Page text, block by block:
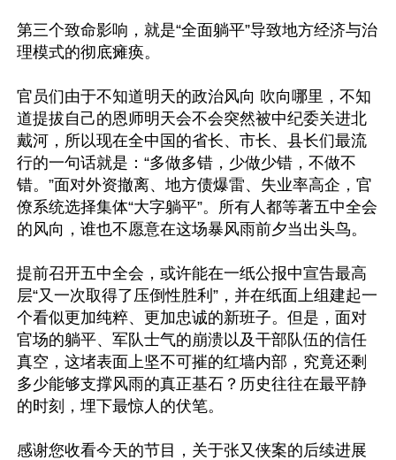
第三个致命影响，就是“全面躺平”导致地方经济与治
理模式的彻底瘫痪。
官员们由于不知道明天的政治风向 吹向哪里，不知
道提拔自己的恩师明天会不会突然被中纪委关进北
戴河，所以现在全中国的省长、市长、县长们最流
行的一句话就是：“多做多错，少做少错，不做不
错。”面对外资撤离、地方债爆雷、失业率高企，官
僚系统选择集体“大字躺平”。所有人都等著五中全会
的风向，谁也不愿意在这场暴风雨前夕当出头鸟。
提前召开五中全会，或许能在一纸公报中宣告最高
层“又一次取得了压倒性胜利”，并在纸面上组建起一
个看似更加纯粹、更加忠诚的新班子。但是，面对
官场的躺平、军队士气的崩溃以及干部队伍的信任
真空，这堵表面上坚不可摧的红墙内部，究竟还剩
多少能够支撑风雨的真正基石？历史往往在最平静
的时刻，埋下最惊人的伏笔。
感谢您收看今天的节目，关于张又侠案的后续进展